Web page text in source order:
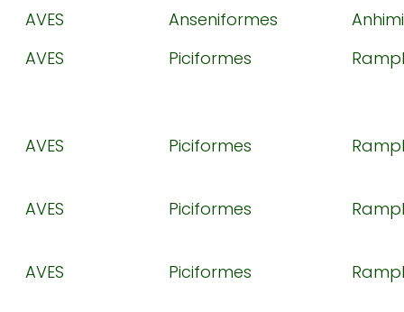
AVES
Anseniformes
AVES
Piciformes
AVES Piciformes
AVES Piciformes
AVES Piciformes